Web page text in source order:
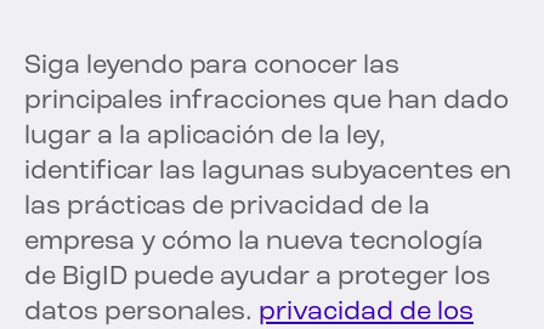
Siga leyendo para conocer las
principales infracciones que han dado
lugar a la aplicación de la ley,
identificar las lagunas subyacentes en
las prácticas de privacidad de la
empresa y cómo la nueva tecnología
de BigID puede ayudar a proteger los
datos personales. privacidad de los